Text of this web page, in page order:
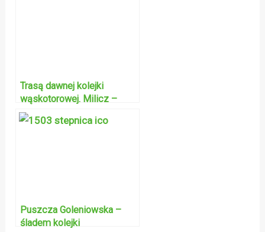
Trasą dawnej kolejki
wąskotorowej. Milicz –
Sułów.
Puszcza Goleniowska –
śladem kolejki